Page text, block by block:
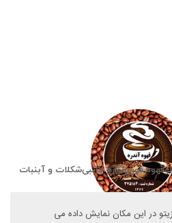
قهوه فوریلوازم جانبیشکلات و آبنبات
در این مکان نمایش داده می